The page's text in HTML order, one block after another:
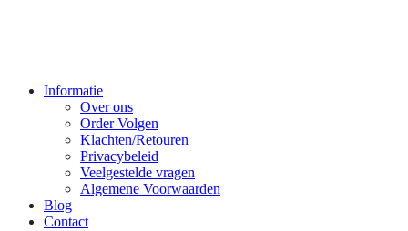
Informatie
Over ons
Order Volgen
Klachten/Retouren
Privacybeleid
Veelgestelde vragen
Algemene Voorwaarden
Blog
Contact